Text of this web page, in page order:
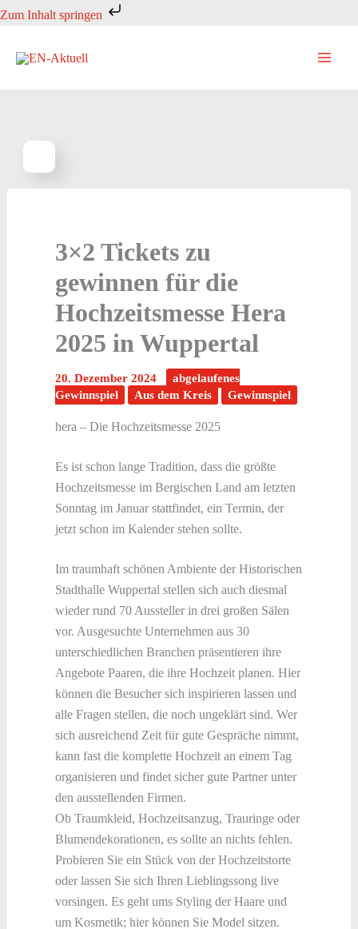
Zum Inhalt springen
Zum
springen
3×2 Tickets zu
gewinnen für die
Hochzeitsmesse Hera
2025 in Wuppertal
20. Dezember 2024
abgelaufenes
Gewinnspiel
Aus dem Kreis Gewinnspiel
hera – Die Hochzeitsmesse 2025
Es ist schon lange Tradition, dass die größte
Hochzeitsmesse im Bergischen Land am letzten
Sonntag im Januar stattfindet, ein Termin, der
jetzt schon im Kalender stehen sollte.
Im traumhaft schönen Ambiente der Historischen
Stadthalle Wuppertal stellen sich auch diesmal
wieder rund 70 Aussteller in drei großen Sälen
vor. Ausgesuchte Unternehmen aus 30
unterschiedlichen Branchen präsentieren ihre
Angebote Paaren, die ihre Hochzeit planen. Hier
können die Besucher sich inspirieren lassen und
alle Fragen stellen, die noch ungeklärt sind. Wer
sich ausreichend Zeit für gute Gespräche nimmt,
kann fast die komplette Hochzeit an einem Tag
organisieren und findet sicher gute Partner unter
den ausstellenden Firmen.
Ob Traumkleid, Hochzeitsanzug, Trauringe oder
Blumendekorationen, es sollte an nichts fehlen.
Probieren Sie ein Stück von der Hochzeitstorte
oder lassen Sie sich Ihren Lieblingssong live
vorsingen. Es geht ums Styling der Haare und
um Kosmetik; hier können Sie Model sitzen.